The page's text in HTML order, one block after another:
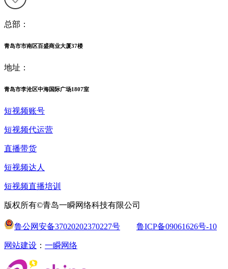
总部：
青岛市市南区百盛商业大厦37楼
地址：
青岛市李沧区中海国际广场1807室
短视频账号
短视频代运营
直播带货
短视频达人
短视频直播培训
版权所有©青岛一瞬网络科技有限公司
鲁公网安备37020202370227号 鲁ICP备09061626号-10
网站建设 ： 一瞬网络